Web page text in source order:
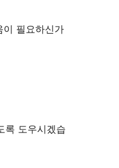
보
이 필요하신가
록 도우시겠습